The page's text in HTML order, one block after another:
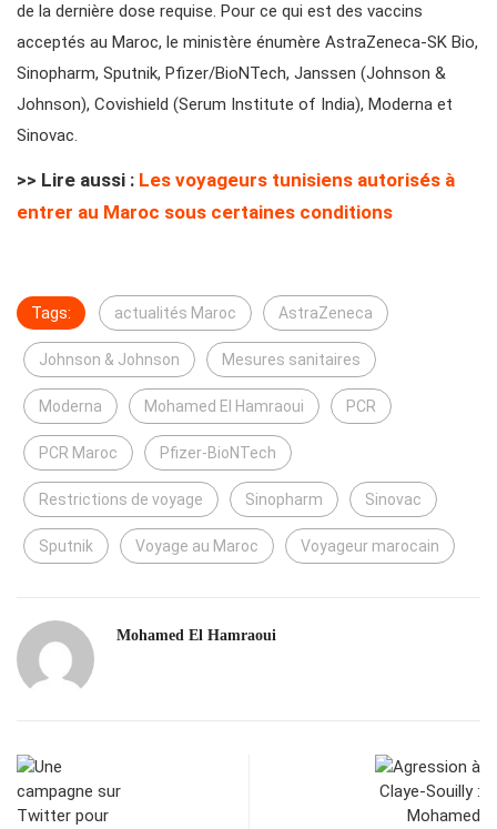
de la dernière dose requise. Pour ce qui est des vaccins
acceptés au Maroc, le ministère énumère AstraZeneca-SK Bio,
Sinopharm, Sputnik, Pfizer/BioNTech, Janssen (Johnson &
Johnson), Covishield (Serum Institute of India), Moderna et
Sinovac.
>> Lire aussi : Les voyageurs tunisiens autorisés à
entrer au Maroc sous certaines conditions
Tags: actualités Maroc AstraZeneca
Johnson & Johnson Mesures sanitaires
Moderna Mohamed El Hamraoui PCR
PCR Maroc Pfizer-BioNTech
Restrictions de voyage Sinopharm Sinovac
Sputnik Voyage au Maroc Voyageur marocain
Mohamed El Hamraoui